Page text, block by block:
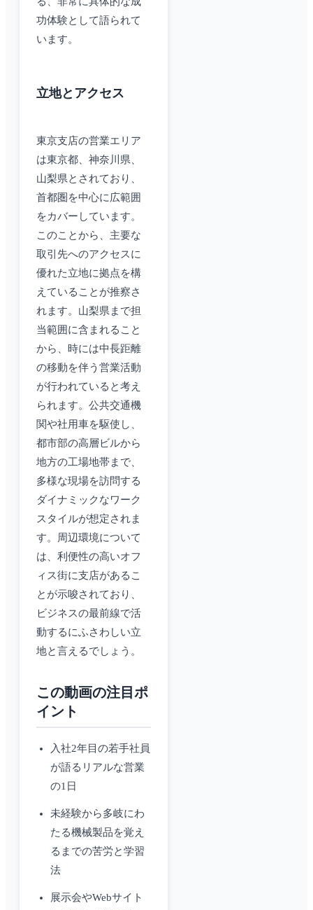
功体験として語られて
います。
立地とアクセス
東京支店の営業エリア
は東京都、神奈川県、
山梨県とされており、
首都圏を中心に広範囲
をカバーしています。
このことから、主要な
取引先へのアクセスに
優れた立地に拠点を構
えていることが推察さ
れます。山梨県まで担
当範囲に含まれること
から、時には中長距離
の移動を伴う営業活動
が行われていると考え
られます。公共交通機
関や社用車を駆使し、
都市部の高層ビルから
地方の工場地帯まで、
多様な現場を訪問する
ダイナミックなワーク
スタイルが想定されま
す。周辺環境について
は、利便性の高いオフ
ィス街に支店があるこ
とが示唆されており、
ビジネスの最前線で活
動するにふさわしい立
地と言えるでしょう。
この動画の注目ポ
イント
入社2年目の若手社員
が語るリアルな営業
の1日
未経験から多岐にわ
たる機械製品を覚え
るまでの苦労と学習
法
展示会やWebサイト